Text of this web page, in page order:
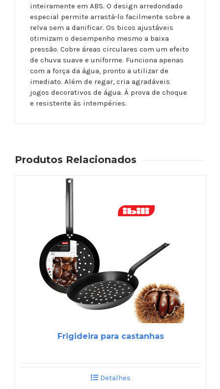
inteiramente em ABS. O design arredondado
especial permite arrastá-lo facilmente sobre a
relva sem a danificar. Os bicos ajustáveis
otimizam o desempenho mesmo a baixa
pressão. Cobre áreas circulares com um efeito
de chuva suave e uniforme. Funciona apenas
com a força da água, pronto a utilizar de
imediato. Além de regar, cria agradáveis
jogos decorativos de água. À prova de choque
e resistente às intempéries.
Produtos Relacionados
Frigideira para castanhas
Detalhes